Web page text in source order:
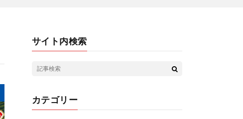
サイト内検索
カテゴリー